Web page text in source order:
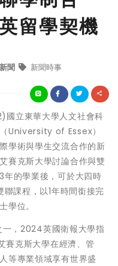
留學契機
新聞 新聞時事
國立東華大學人文社會科
University of Essex）
學術與學生交流合作的新
賽克斯大學討論合作與雙
年的學業後，可於大四時
課程，以1年時間銜接完
學位。
，2024英國衛報大學指
賽克斯大學在經濟、管
等專業領域享有世界盛